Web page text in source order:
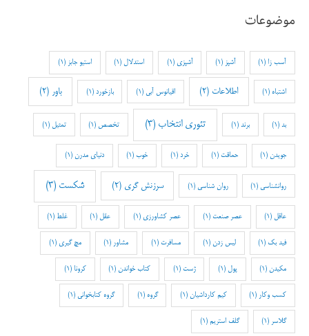
موضوعات
آسب زا (1) آشپز (1) آشپزی (1) استدلال (1) استیو جابز (1)
اشتباه (1) اطلاعات (2) اقیانوس آبی (1) بازخورد (1) باور (2)
بد(1) برند (1) تئوری انتخاب (3) تخصص (1) تمثیل (1)
جویدن (1) حماقت (1) خرد (1) خوب(1) دنیای مدرن (1)
روانشناسی (1) روان شناسی (1) سرزنش گری (2) شکست (3)
عاقل (1) عصر صنعت (1) عصر کشاورزی (1) عقل (1) غلط (1)
فید بک(1) لیس زدن (1) مسافرت (1) مشاور (1) مچ گیری (1)
مکیدن (1) پول (1) ژست (1) کتاب خواندن (1) کرونا (1)
کسب وکار (1) کیم کارداشیان (1) گروه (1) گروه کتابخوانی (1)
گلاسر (1) گلف استریم (1)